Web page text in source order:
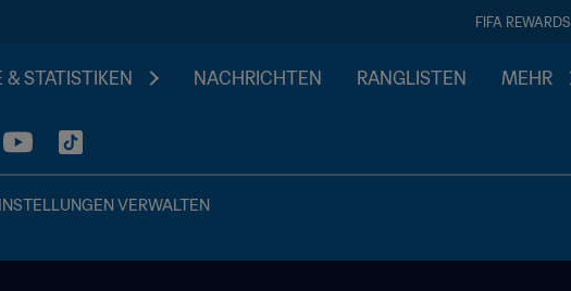
FIFA REWARDS
& STATISTIKEN NACHRICHTEN RANGLISTEN MEHR
VERWALTEN